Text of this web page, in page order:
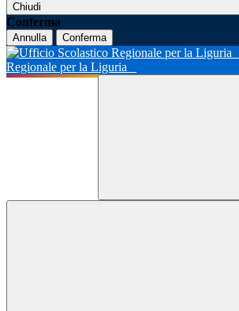
Chiudi
Conferma
Annulla Conferma
Regionale per la Liguria